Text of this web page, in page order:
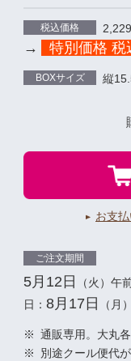
税込価格
→ 特別価格
BOXサイズ 縦
お支
ご注文期間
5月12日 （火）午
日：8月17日 （月）
※ 通販専用。大丸
※
別途クール便代